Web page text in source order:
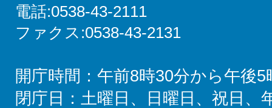
電話:0538-43-2111
ファクス:0538-43-2131
開庁時間：午前8時30分から午後5
閉庁日：土曜日、日曜日、祝日、